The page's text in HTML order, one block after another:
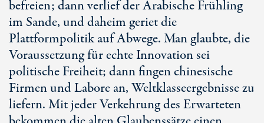
befreien; dann verlief der Arabische Frühling
im Sande, und daheim geriet die
Plattformpolitik auf Abwege. Man glaubte, die
Voraussetzung für echte Innovation sei
politische Freiheit; dann fingen chinesische
Firmen und Labore an, Weltklasseergebnisse zu
liefern. Mit jeder Verkehrung des Erwarteten